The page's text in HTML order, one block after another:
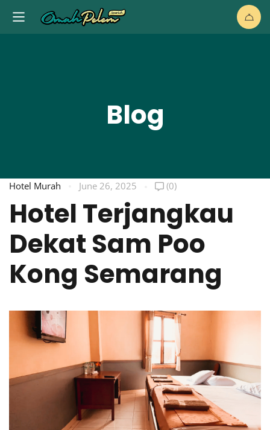
Blog
Hotel Murah June 26, 2025 (0)
Hotel Terjangkau
Dekat Sam Poo
Kong Semarang